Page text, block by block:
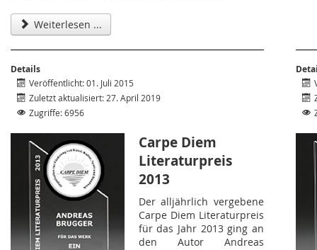
Weiterlesen ...
Details
Veröffentlicht: 01. Juli 2015
Zuletzt aktualisiert: 27. April 2019
Zugriffe: 6956
Carpe Diem
Literaturpreis
2013
Der alljährlich vergebene
Carpe Diem Literaturpreis
für das Jahr 2013 ging an
den Autor Andreas